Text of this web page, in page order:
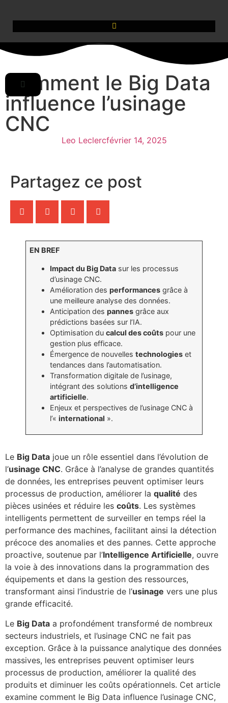
Comment le Big Data
influence l’usinage
CNC
Leo Leclercfévrier 14, 2025
Partagez ce post
EN BREF
Impact du Big Data sur les processus
d’usinage CNC.
Amélioration desperformances grâce à
une meilleure analyse des données.
Anticipation despannes grâce aux
prédictions basées sur l’IA.
Optimisation ducalcul des coûts pour une
gestion plus efficace.
Émergence de nouvellestechnologies et
tendances dans l’automatisation.
Transformation digitale de l’usinage,
intégrant des solutionsd’intelligence
artificielle.
Enjeux et perspectives de l’usinage CNC à
l’«international ».
Le Big Data joue un rôle essentiel dans l’évolution de
l’usinage CNC. Grâce à l’analyse de grandes quantités
de données, les entreprises peuvent optimiser leurs
processus de production, améliorer la qualité des
pièces usinées et réduire les coûts. Les systèmes
intelligents permettent de surveiller en temps réel la
performance des machines, facilitant ainsi la détection
précoce des anomalies et des pannes. Cette approche
proactive, soutenue par l’Intelligence Artificielle, ouvre
la voie à des innovations dans la programmation des
équipements et dans la gestion des ressources,
transformant ainsi l’industrie de l’usinage vers une plus
grande efficacité.
Le Big Data a profondément transformé de nombreux
secteurs industriels, et l’usinage CNC ne fait pas
exception. Grâce à la puissance analytique des données
massives, les entreprises peuvent optimiser leurs
processus de production, améliorer la qualité des
produits et diminuer les coûts opérationnels. Cet article
examine comment le Big Data influence l’usinage CNC,